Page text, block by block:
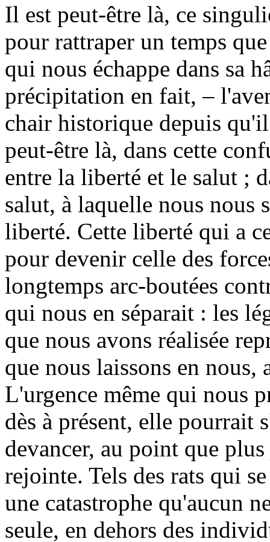
Il est peut-être là, ce
pour rattraper un temps
qui nous échappe dans sa
précipitation en fait, –
chair historique depuis
peut-être là, dans cette
entre la liberté et le salut ;
salut, à laquelle nous nous
liberté. Cette liberté qui a
pour devenir celle des
longtemps arc-boutées
qui nous en séparait : les
que nous avons réalisée
que nous laissons en
L'urgence même qui nous
dès à présent, elle pourrait
devancer, au point que
rejointe. Tels des rats qui
une catastrophe qu'aucun
seule, en dehors des